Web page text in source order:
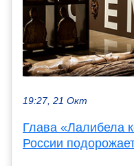
19:27, 21 Окт
Глава «Лалибела
России